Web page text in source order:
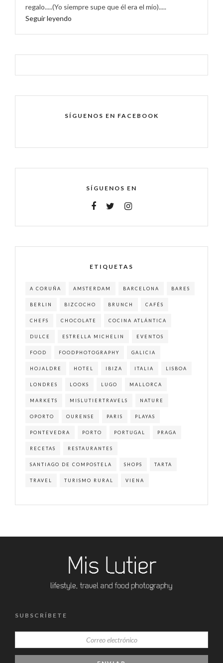
regalo.....(Yo siempre supe que él era el mío).....
Seguir leyendo
SÍGUENOS EN FACEBOOK
SÍGUENOS EN
ETIQUETAS
A CORUÑA AMSTERDAM BARCELONA BARES
BERLIN BIZCOCHO BRUNCH CAFÉS
CHEFS CHOCOLATE COCINA ATLÁNTICA
DULCE ESTRELLA MICHELIN EVENTOS
FOOD FOODPHOTOGRAPHY GALICIA
HOJALDRE HOTEL IBIZA ITALIA LISBOA
LONDRES LOOKS LUGO MALLORCA
MARKETS MISLUTIERTRAVELS NATURE
OPORTO OURENSE PARIS PLAYAS
PONTEVEDRA PORTO PORTUGAL PRAGA
RECETAS RESTAURANTES
SANTIAGO DE COMPOSTELA SHOPS TARTA
TRAVEL TURISMO RURAL VIENA
SUBSCRÍBETE